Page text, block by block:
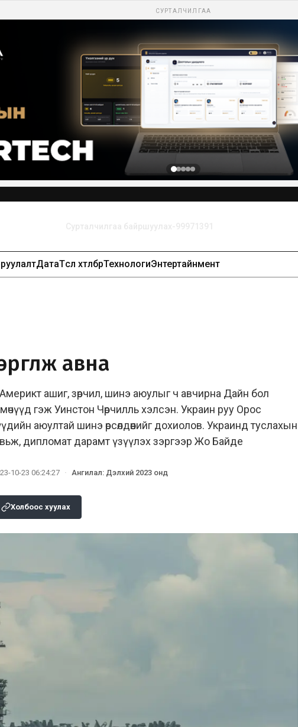
СУРТАЛЧИЛГАА
оруулалтДатаТөсөл хөтөлбөрТехнологиЭнтертайнмент
авна
ашиг, зөрчил, шинэ аюулыг ч авчирна Дайн бол
гэж Уинстон Чөрчилль хэлсэн. Украин руу Орос
аюултай шинэ өрсөлдөөнийг дохиолов. Украинд туслахын
дипломат дарамт үзүүлэх зэргээр Жо Байде
10-23 06:24:27 · Ангилал: Дэлхий 2023 онд
Холбоос хуулах